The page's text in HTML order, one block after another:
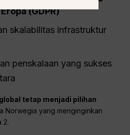
(GDPR)
skalabilitas infrastruktur
penskalaan yang sukses
tetap menjadi pilihan
Norwegia yang menginginkan
2.